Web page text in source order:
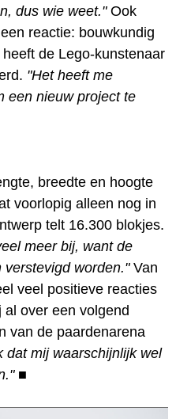
dus wie weet."Ook
reactie: bouwkundig
de Lego-kunstenaar
"Het heeft me
een nieuw project te
breedte en hoogte
voorlopig alleen nog in
telt 16.300 blokjes.
meer bij, want de
worden."Van
veel positieve reacties
over een volgend
van de paardenarena
dat mij waarschijnlijk wel
■